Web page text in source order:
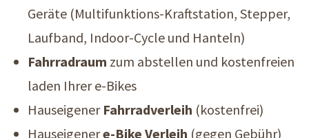
Geräte (Multifunktions-Kraftstation, Stepper,
Laufband, Indoor-Cycle und Hanteln)
Fahrradraum zum abstellen und kostenfreien
laden Ihrer e-Bikes
Hauseigener Fahrradverleih (kostenfrei)
Hauseigenere-Bike Verleih (gegen Gebühr)